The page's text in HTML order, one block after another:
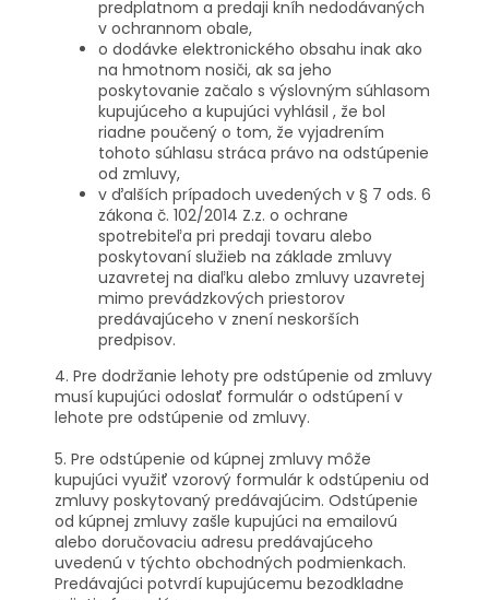
predplatnom a predaji kníh nedodávaných
v ochrannom obale,
o dodávke elektronického obsahu inak ako
na hmotnom nosiči, ak sa jeho
poskytovanie začalo s výslovným súhlasom
kupujúceho a kupujúci vyhlásil , že bol
riadne poučený o tom, že vyjadrením
tohoto súhlasu stráca právo na odstúpenie
od zmluvy,
v ďalších prípadoch uvedených v § 7 ods. 6
zákona č. 102/2014 Z.z. o ochrane
spotrebiteľa pri predaji tovaru alebo
poskytovaní služieb na základe zmluvy
uzavretej na diaľku alebo zmluvy uzavretej
mimo prevádzkových priestorov
predávajúceho v znení neskorších
predpisov.
4. Pre dodržanie lehoty pre odstúpenie od zmluvy
musí kupujúci odoslať formulár o odstúpení v
lehote pre odstúpenie od zmluvy.
5. Pre odstúpenie od kúpnej zmluvy môže
kupujúci využiť vzorový formulár k odstúpeniu od
zmluvy poskytovaný predávajúcim. Odstúpenie
od kúpnej zmluvy zašle kupujúci na emailovú
alebo doručovaciu adresu predávajúceho
uvedenú v týchto obchodných podmienkach.
Predávajúci potvrdí kupujúcemu bezodkladne